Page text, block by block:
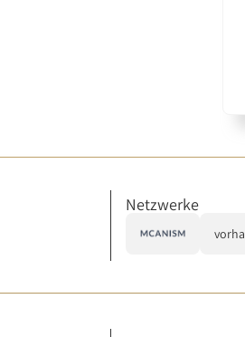
Netzwerke